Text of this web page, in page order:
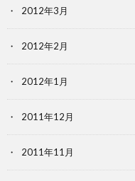
2012年3月
2012年2月
2012年1月
2011年12月
2011年11月